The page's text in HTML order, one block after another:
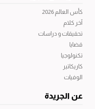
كأس العالم 2026
آخر كلام
تحقيقات و دراسات
قضايا
تكنولوجيا
كاريكاتير
الوفيات
عن الجريدة